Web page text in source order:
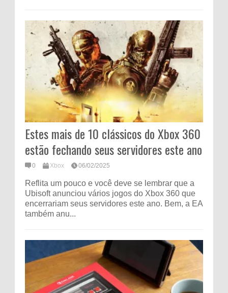
Estes mais de 10 clássicos do Xbox 360
estão fechando seus servidores este ano
0 Xbox 06/02/2025
Reflita um pouco e você deve se lembrar que a
Ubisoft anunciou vários jogos do Xbox 360 que
encerrariam seus servidores este ano. Bem, a EA
também anu...